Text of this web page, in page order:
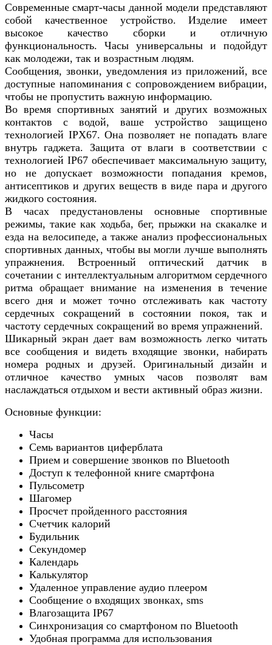
Современные смарт-часы данной модели представляют
собой качественное устройство. Изделие имеет
высокое качество сборки и отличную
функциональность. Часы универсальны и подойдут
как молодежи, так и возрастным людям.
Сообщения, звонки, уведомления из приложений, все
доступные напоминания с сопровождением вибрации,
чтобы не пропустить важную информацию.
Во время спортивных занятий и других возможных
контактов с водой, ваше устройство защищено
технологией IPX67. Она позволяет не попадать влаге
внутрь гаджета. Защита от влаги в соответствии с
технологией IP67 обеспечивает максимальную защиту,
но не допускает возможности попадания кремов,
антисептиков и других веществ в виде пара и другого
жидкого состояния.
В часах предустановлены основные спортивные
режимы, такие как ходьба, бег, прыжки на скакалке и
езда на велосипеде, а также анализ профессиональных
спортивных данных, чтобы вы могли лучше выполнять
упражнения. Встроенный оптический датчик в
сочетании с интеллектуальным алгоритмом сердечного
ритма обращает внимание на изменения в течение
всего дня и может точно отслеживать как частоту
сердечных сокращений в состоянии покоя, так и
частоту сердечных сокращений во время упражнений.
Шикарный экран дает вам возможность легко читать
все сообщения и видеть входящие звонки, набирать
номера родных и друзей. Оригинальный дизайн и
отличное качество умных часов позволят вам
наслаждаться отдыхом и вести активный образ жизни.
Основные функции:
Часы
Семь вариантов циферблата
Прием и совершение звонков по Bluetooth
Доступ к телефонной книге смартфона
Пульсометр
Шагомер
Просчет пройденного расстояния
Счетчик калорий
Будильник
Секундомер
Календарь
Калькулятор
Удаленное управление аудио плеером
Сообщение о входящих звонках, sms
Влагозащита IP67
Синхронизация со смартфоном по Bluetooth
Удобная программа для использования